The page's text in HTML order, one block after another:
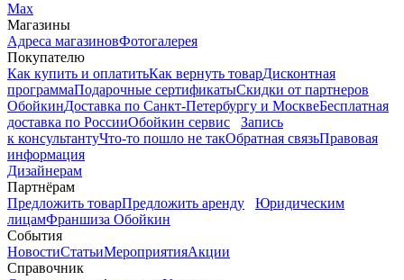
Max
Магазины
Адреса магазиновФотогалерея
Покупателю
Как купить и оплатитьКак вернуть товарДисконтная
программаПодарочные сертификатыСкидки от партнеров
ОбойкинДоставка по Санкт-Петербургу и МосквеБесплатная
доставка по РоссииОбойкин сервис
Запись
к консультантуЧто-то пошло не такОбратная связьПравовая
информация
Дизайнерам
Партнёрам
Предложить товарПредложить аренду
Юридическим
лицамФраншиза Обойкин
События
НовостиСтатьиМероприятияАкции
Справочник